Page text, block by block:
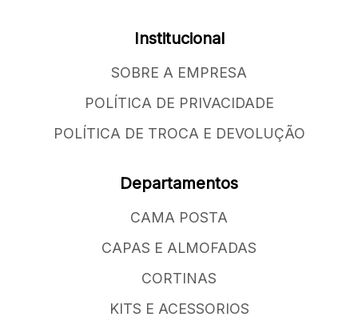
Institucional
SOBRE A EMPRESA
POLÍTICA DE PRIVACIDADE
POLÍTICA DE TROCA E DEVOLUÇÃO
Departamentos
CAMA POSTA
CAPAS E ALMOFADAS
CORTINAS
KITS E ACESSORIOS